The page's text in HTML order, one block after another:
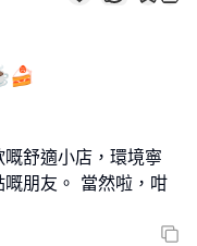
舒適小店，環境寧
朋友。 當然啦，咁